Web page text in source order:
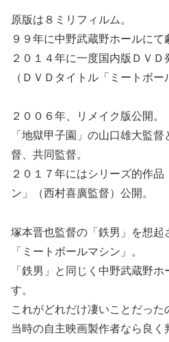
原版は８ミリフィルム。
９９年に中野武蔵野ホールにて
２０１４年に一度国内版ＤＶＤ
（ＤＶＤタイトル「ミートボ
２００６年、リメイク版公開。
「地獄甲子園」の山口雄大監
督、共同監督。
２０１７年にはシリーズ的作
ン」（西村喜廣監督）公開。
塚本晋也監督の「鉄男」を想起
「ミートボールマシン」。
「鉄男」と同じく中野武蔵野
す。
これがどれだけ凄いことだった
当時の自主映画製作者なら良く